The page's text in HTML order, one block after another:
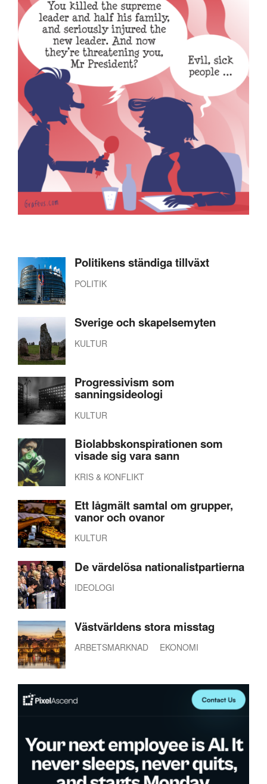
Politikens ständiga tillväxt
POLITIK
Sverige och skapelsemyten
KULTUR
Progressivism som
sanningsideologi
KULTUR
Biolabbskonspirationen som
visade sig vara sann
KRIS & KONFLIKT
Ett lågmält samtal om grupper,
vanor och ovanor
KULTUR
De värdelösa nationalistpartierna
IDEOLOGI
Västvärldens stora misstag
ARBETSMARKNAD EKONOMI